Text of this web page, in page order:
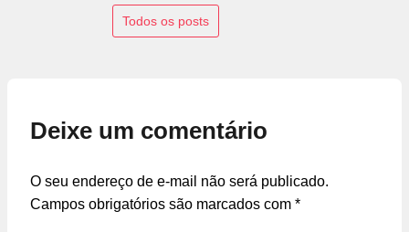
Todos os posts
Deixe um comentário
O seu endereço de e-mail não será publicado.
Campos obrigatórios são marcados com *